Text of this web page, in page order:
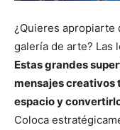
¿Quieres
galería de arte? Las
Estas grandes
mensajes creativos
espacio y
Coloca